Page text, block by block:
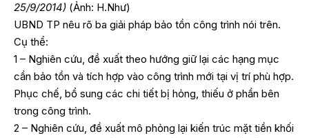
25/9/2014) (Ảnh: H.Như)
UBND TP nêu rõ ba giải pháp bảo tồn công trình nói trên.
Cụ thể:
1 – Nghiên cứu, đề xuất theo hướng giữ lại các hạng mục
cần bảo tồn và tích hợp vào công trình mới tại vị trí phù hợp.
Phục chế, bổ sung các chi tiết bị hỏng, thiếu ở phần bên
trong công trình.
2 – Nghiên cứu, đề xuất mô phỏng lại kiến trúc mặt tiền khối